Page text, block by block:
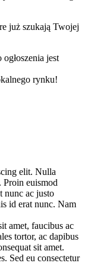
już szukają Twojej
jest
rynku!
elit. Nulla
Proin euismod
nunc ac justo
id erat nunc. Nam
amet, faucibus ac
tortor, ac dapibus
sit amet.
Sed eu consectetur